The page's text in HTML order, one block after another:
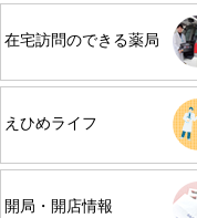
在宅訪問のできる薬局
えひめライフ
開局・開店情報